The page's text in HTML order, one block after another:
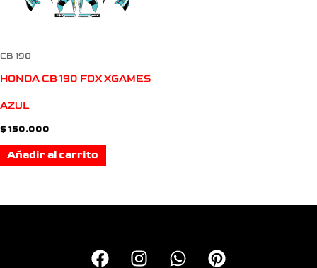
CB 190
HONDA CB 190 FOX XGAMES
AZUL
$ 150.000
Añadir al carrito